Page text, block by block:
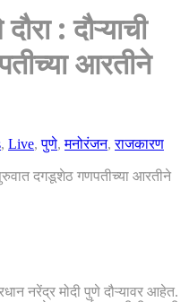
: दौऱ्याची
आरतीने
, Live,पुणे,मनोरंजन,राजकारण
नरेंद्र मोदी पुणे दौऱ्यावर आहेत.